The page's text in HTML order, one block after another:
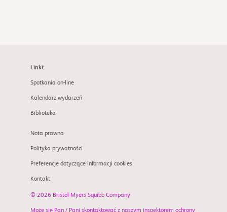
Linki:
Spotkania on-line
Kalendarz wydarzeń
Biblioteka
Nota prawna
Polityka prywatności
Preferencje dotyczące informacji cookies
Kontakt
© 2026 Bristol-Myers Squibb Company
Może się Pan / Pani skontaktować z naszym inspektorem ochrony